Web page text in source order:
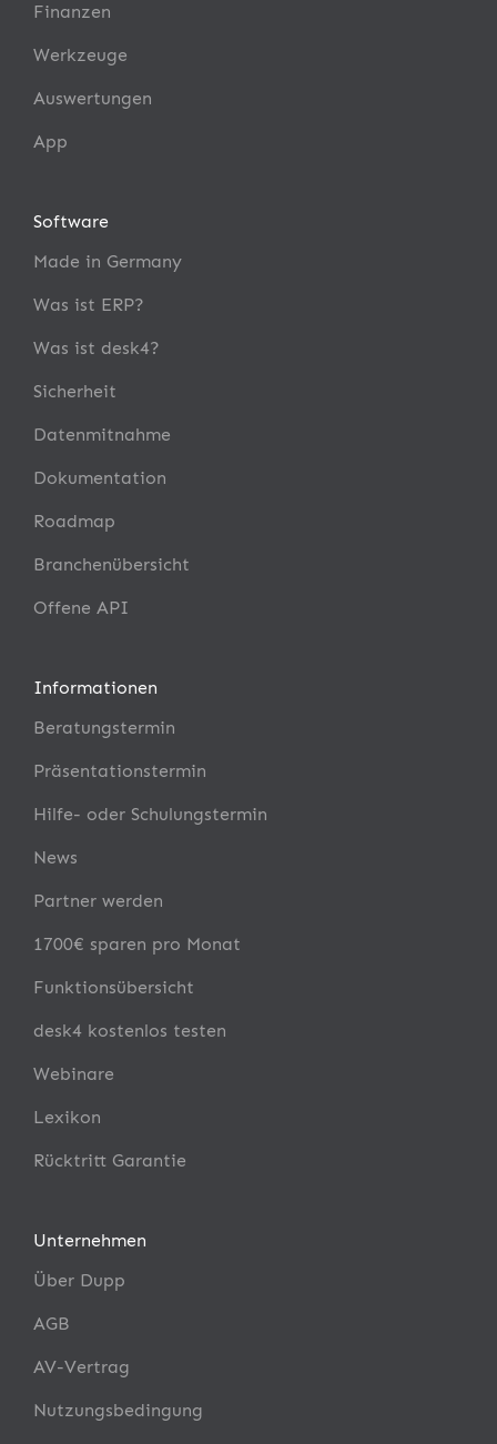
Finanzen
Werkzeuge
Auswertungen
App
Software
Made in Germany
Was ist ERP?
Was ist desk4?
Sicherheit
Datenmitnahme
Dokumentation
Roadmap
Branchenübersicht
Offene API
Informationen
Beratungstermin
Präsentationstermin
Hilfe- oder Schulungstermin
News
Partner werden
1700€ sparen pro Monat
Funktionsübersicht
desk4 kostenlos testen
Webinare
Lexikon
Rücktritt Garantie
Unternehmen
Über Dupp
AGB
AV-Vertrag
Nutzungsbedingung